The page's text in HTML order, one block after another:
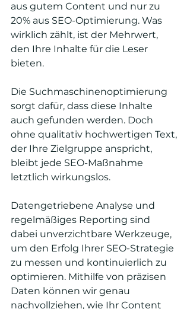
aus gutem Content und nur zu
20% aus SEO-Optimierung. Was
wirklich zählt, ist der Mehrwert,
den Ihre Inhalte für die Leser
bieten.
Die Suchmaschinenoptimierung
sorgt dafür, dass diese Inhalte
auch gefunden werden. Doch
ohne qualitativ hochwertigen Text,
der Ihre Zielgruppe anspricht,
bleibt jede SEO-Maßnahme
letztlich wirkungslos.
Datengetriebene Analyse und
regelmäßiges Reporting sind
dabei unverzichtbare Werkzeuge,
um den Erfolg Ihrer SEO-Strategie
zu messen und kontinuierlich zu
optimieren. Mithilfe von präzisen
Daten können wir genau
nachvollziehen, wie Ihr Content